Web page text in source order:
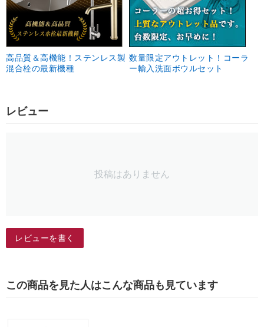
高品質＆高機能！ステンレス製
混合栓の最新機種
数量限定アウトレット！コーラ
ー輸入洗面ボウルセット
レビュー
投稿はありません
レビューを書く
この商品を見た人はこんな商品も見ています